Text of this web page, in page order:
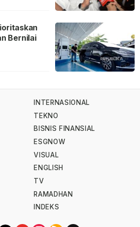
Bernilai
INTERNASIONAL
TEKNO
BISNIS FINANSIAL
ESGNOW
VISUAL
ENGLISH
TV
RAMADHAN
INDEKS